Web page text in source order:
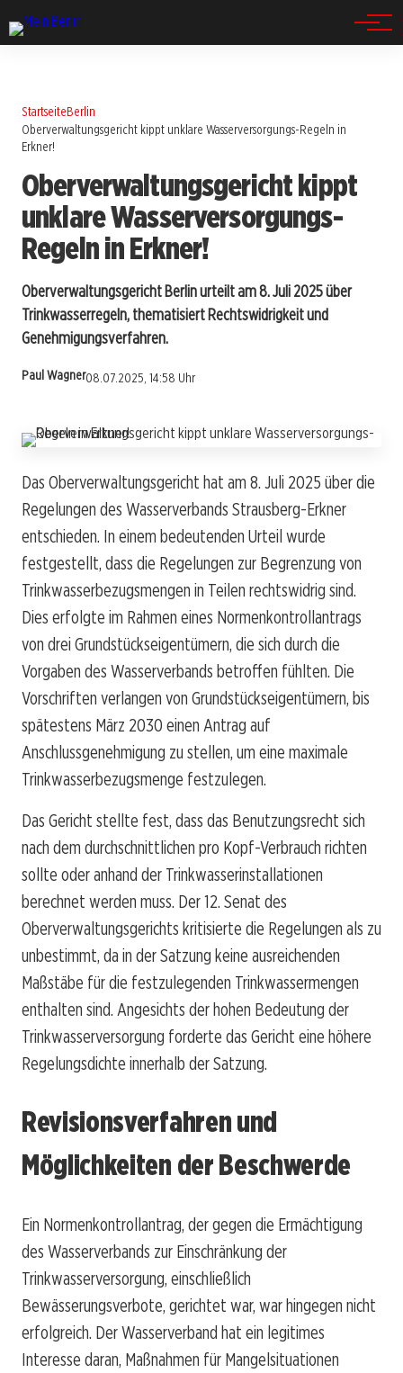
StartseiteBerlin
Oberverwaltungsgericht kippt unklare Wasserversorgungs-Regeln in
Erkner!
Oberverwaltungsgericht kippt
unklare Wasserversorgungs-
Regeln in Erkner!
Oberverwaltungsgericht Berlin urteilt am 8. Juli 2025 über
Trinkwasserregeln, thematisiert Rechtswidrigkeit und
Genehmigungsverfahren.
Paul Wagner08.07.2025, 14:58 Uhr
Das Oberverwaltungsgericht hat am 8. Juli 2025 über die
Regelungen des Wasserverbands Strausberg-Erkner
entschieden. In einem bedeutenden Urteil wurde
festgestellt, dass die Regelungen zur Begrenzung von
Trinkwasserbezugsmengen in Teilen rechtswidrig sind.
Dies erfolgte im Rahmen eines Normenkontrollantrags
von drei Grundstückseigentümern, die sich durch die
Vorgaben des Wasserverbands betroffen fühlten. Die
Vorschriften verlangen von Grundstückseigentümern, bis
spätestens März 2030 einen Antrag auf
Anschlussgenehmigung zu stellen, um eine maximale
Trinkwasserbezugsmenge festzulegen.
Das Gericht stellte fest, dass das Benutzungsrecht sich
nach dem durchschnittlichen pro Kopf-Verbrauch richten
sollte oder anhand der Trinkwasserinstallationen
berechnet werden muss. Der 12. Senat des
Oberverwaltungsgerichts kritisierte die Regelungen als zu
unbestimmt, da in der Satzung keine ausreichenden
Maßstäbe für die festzulegenden Trinkwassermengen
enthalten sind. Angesichts der hohen Bedeutung der
Trinkwasserversorgung forderte das Gericht eine höhere
Regelungsdichte innerhalb der Satzung.
Revisionsverfahren und
Möglichkeiten der Beschwerde
Ein Normenkontrollantrag, der gegen die Ermächtigung
des Wasserverbands zur Einschränkung der
Trinkwasserversorgung, einschließlich
Bewässerungsverbote, gerichtet war, war hingegen nicht
erfolgreich. Der Wasserverband hat ein legitimes
Interesse daran, Maßnahmen für Mangelsituationen